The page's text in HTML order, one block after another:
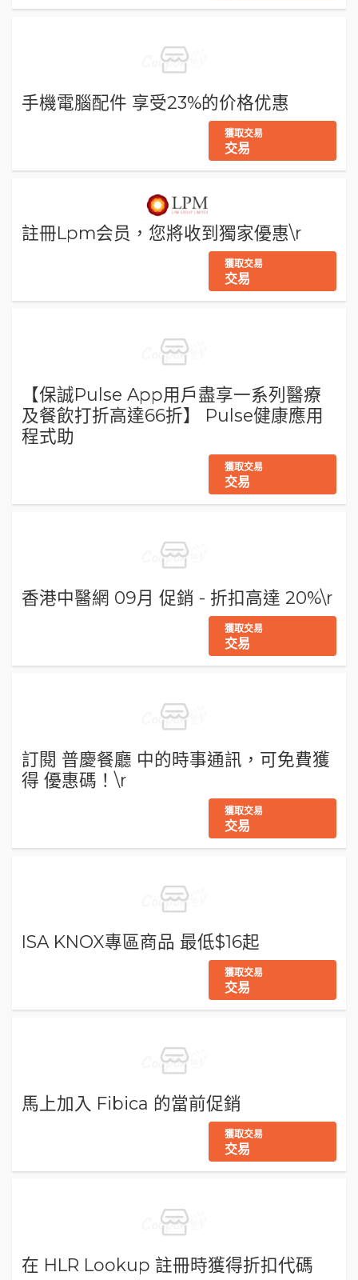
手機電腦配件 享受23%的价格优惠
獲取交易
交易
註冊Lpm会员，您將收到獨家優惠\r
獲取交易
交易
【保誠Pulse App用戶盡享一系列醫療
及餐飲打折高達66折】 Pulse健康應用
程式助
獲取交易
交易
香港中醫網 09月 促銷 - 折扣高達 20%\r
獲取交易
交易
訂閱 普慶餐廳 中的時事通訊，可免費獲
得 優惠碼！\r
獲取交易
交易
ISA KNOX專區商品 最低$16起
獲取交易
交易
馬上加入 Fibica 的當前促銷
獲取交易
交易
在 HLR Lookup 註冊時獲得折扣代碼